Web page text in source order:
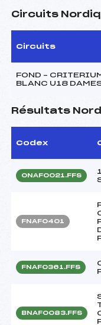
Circuits
Circuits
FOND –
BLANC U18
Résultats
Codex
ONAF0021.FFS
FNAF0401
FNAF0361.FFS
BNAF0083.FFS